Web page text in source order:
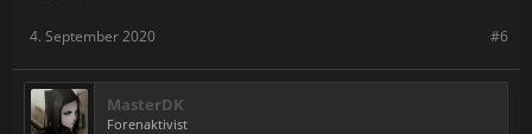
#6
4. September 2020
MasterDK
Forenaktivist